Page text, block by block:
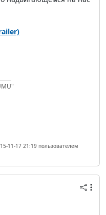
11-17 21:19 пользователем